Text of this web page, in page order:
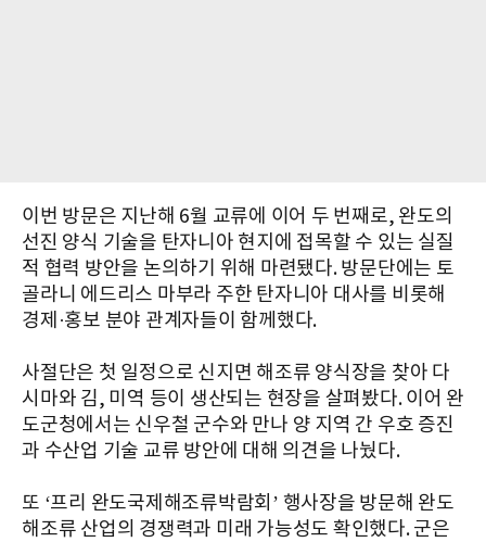
이번 방문은 지난해 6월 교류에 이어 두 번째로, 완도의
선진 양식 기술을 탄자니아 현지에 접목할 수 있는 실질
적 협력 방안을 논의하기 위해 마련됐다. 방문단에는 토
골라니 에드리스 마부라 주한 탄자니아 대사를 비롯해
경제·홍보 분야 관계자들이 함께했다.
사절단은 첫 일정으로 신지면 해조류 양식장을 찾아 다
시마와 김, 미역 등이 생산되는 현장을 살펴봤다. 이어 완
도군청에서는 신우철 군수와 만나 양 지역 간 우호 증진
과 수산업 기술 교류 방안에 대해 의견을 나눴다.
또 ‘프리 완도국제해조류박람회’ 행사장을 방문해 완도
해조류 산업의 경쟁력과 미래 가능성도 확인했다. 군은